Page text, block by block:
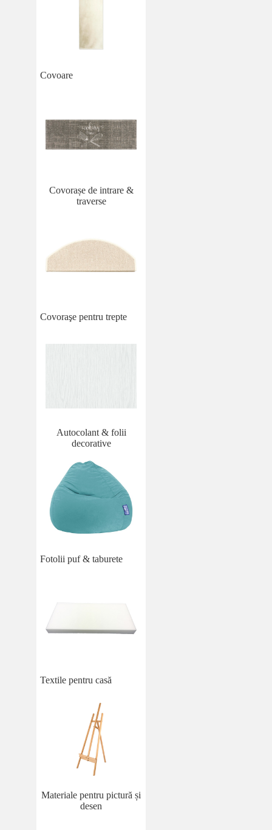
Covoare
Covorașe de intrare &
traverse
Covoraşe pentru trepte
Autocolant & folii
decorative
Fotolii puf & taburete
Textile pentru casă
Materiale pentru pictură și
desen